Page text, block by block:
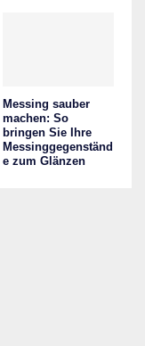
Messing sauber
machen: So
bringen Sie Ihre
Messinggegenständ
e zum Glänzen